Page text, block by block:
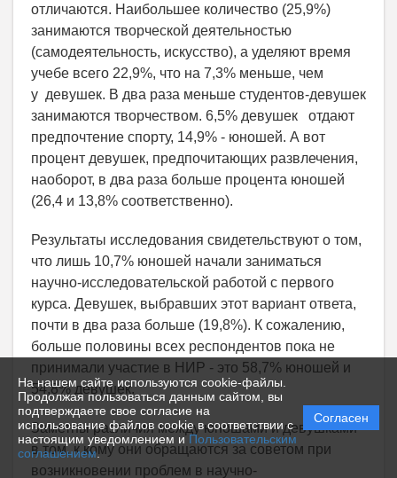
На нашем сайте используются cookie-файлы.
Продолжая пользоваться данным сайтом, вы
подтверждаете свое согласие на
использование файлов cookie в соответствии с
настоящим уведомлением и Пользовательским
соглашением.
Согласен
отличаются. Наибольшее количество (25,9%)
занимаются творческой деятельностью
(самодеятельность, искусство), а уделяют время
учебе всего 22,9%, что на 7,3% меньше, чем
у девушек. В два раза меньше студентов-девушек
занимаются творчеством. 6,5% девушек отдают
предпочтение спорту, 14,9% - юношей. А вот
процент девушек, предпочитающих развлечения,
наоборот, в два раза больше процента юношей
(26,4 и 13,8% соответственно).
Результаты исследования свидетельствуют о том,
что лишь 10,7% юношей начали заниматься
научно-исследовательской работой с первого
курса. Девушек, выбравших этот вариант ответа,
почти в два раза больше (19,8%). К сожалению,
больше половины всех респондентов пока не
принимали участие в НИР - это 58,7% юношей и
54,8% девушек.
Заметны различия между юношами и девушками
в том, к кому они обращаются за советом при
возникновении проблем в научно-